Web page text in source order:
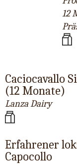
12
Caciocavallo
(12 Monate)
Lanza Dairy
Erfahrener
Capocollo